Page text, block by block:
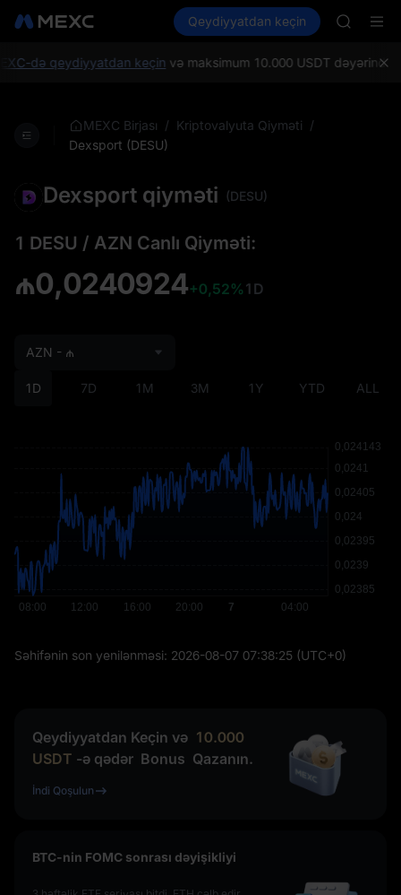
Bazarlar Spot Futures UNITREE
Qeydiyyatdan keçin
ACE
SPCX
də qeydiyyatdan keçinvə maksimum 10.000 USDT dəyərində
MEXC Birjası / Kriptovalyuta Qiyməti /
Dexsport (DESU)
Dexsport qiyməti (DESU)
1 DESU / AZN Canlı Qiyməti:
₼0,0240924+0,52% 1D
1D 7D 1M 3M 1Y YTD ALL
AZN - ₼
Səhifənin son yenilənməsi: 2026-08-07 07:38:25 (UTC+0)
Qeydiyyatdan Keçin və 10.000
USDT -ə qədər Bonus Qazanın.
İndi Qoşulun
BTC-nin FOMC sonrası dəyişikliyi